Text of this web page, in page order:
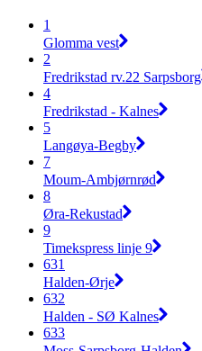
1
Glomma vest
2
Fredrikstad rv.22 Sarpsborg
4
Fredrikstad - Kalnes
5
Langøya-Begby
7
Moum-Ambjørnrød
8
Øra-Rekustad
9
Timekspress linje 9
631
Halden-Ørje
632
Halden - SØ Kalnes
633